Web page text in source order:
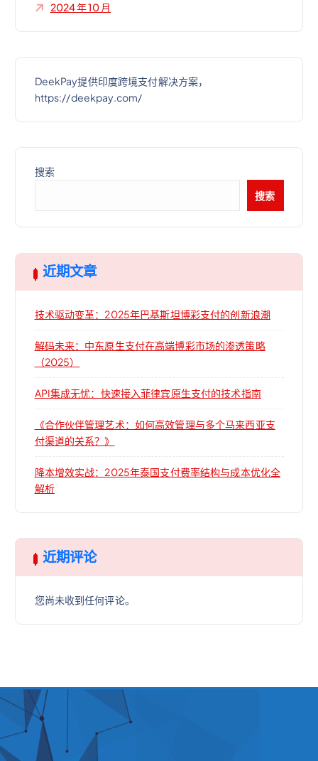
2024 年 10 月
DeekPay提供印度跨境支付解决方案，
https://deekpay.com/
搜索
搜索
近期文章
技术驱动变革：2025年巴基斯坦博彩支付的创新浪潮
解码未来：中东原生支付在高端博彩市场的渗透策略
（2025）
API集成无忧：快速接入菲律宾原生支付的技术指南
《合作伙伴管理艺术：如何高效管理与多个马来西亚支
付渠道的关系？》
降本增效实战：2025年泰国支付费率结构与成本优化全
解析
近期评论
您尚未收到任何评论。